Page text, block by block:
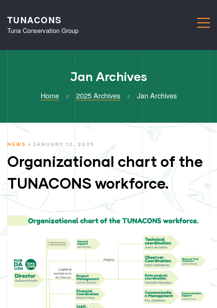
TUNACONS
Tuna Conservation Group
Jan Archives
Home 2025 Archives Jan Archives
Month:
January
2025
CATEGORIES
NEWS JANUARY 12, 2025
Organizational chart of the
TUNACONS workforce.